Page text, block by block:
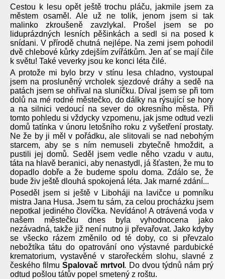
Cestou k lesu opět ještě trochu pláču, jakmile jsem za
městem osaměl. Ale už ne tolik, jenom jsem si tak
malinko zkroušeně zavzlykal. Prošel jsem se po
liduprázdných lesních pěšinkách a sedl si na posed k
snídani. V přírodě chutná nejlépe. Na zemi jsem pohodil
dvě chlebové kůrky zdejším zvířátkům. Jen ať se mají čile
k světu! Také veverky jsou ke konci léta čilé.
A protože mi bylo brzy v stínu lesa chladno, vystoupal
jsem na prosluněný vrcholek sjezdové dráhy a sedě na
patách jsem se ohříval na sluníčku. Díval jsem se při tom
dolů na mé rodné městečko, do dálky na rýsující se hory
a na silnici vedoucí na sever do okresního města. Při
tomto pohledu si vždycky vzpomenu, jak jsme odtud vezli
domů tatínka v únoru letošního roku z vyšetření prostaty.
Ne že by ji měl v pořádku, ale slitovali se nad nebohým
starcem, aby se s ním nemuseli zbytečně hmoždit, a
pustili jej domů. Seděl jsem vedle něho vzadu v autu,
táta na hlavě beranici, aby nenastydl, já šťasten, že mu to
dopadlo dobře a že budeme spolu doma. Zdálo se, že
bude živ ještě dlouhá spokojená léta. Jak marné zdání...
Poseděl jsem si ještě v Liboháji na lavičce u pomníku
mistra Jana Husa. Jsem tu sám, za celou procházku jsem
nepotkal jediného človíčka. Nevídáno! A otrávená voda v
našem městečku dnes byla vyhodnocena jako
nezávadná, takže již není nutno ji převařovat. Jako kdyby
se všecko rázem změnilo od té doby, co si převzalo
nebožtíka tátu do opatrování ono výstavné pardubické
krematorium, vystavěné v starořeckém slohu, slavné z
českého filmu Spalovač mrtvol . Do dvou týdnů nám prý
odtud pošlou tátův popel smetený z roštu.